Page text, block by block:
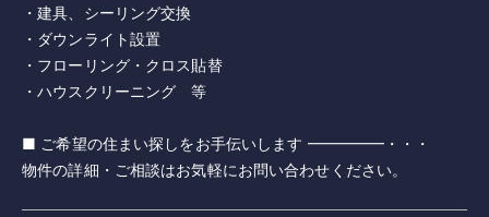
・建具、シーリング交換
・ダウンライト設置
・フローリング・クロス貼替
・ハウスクリーニング 等
■ ご希望の住まい探しをお手伝いします ━━━━━・・・
物件の詳細・ご相談はお気軽にお問い合わせください。